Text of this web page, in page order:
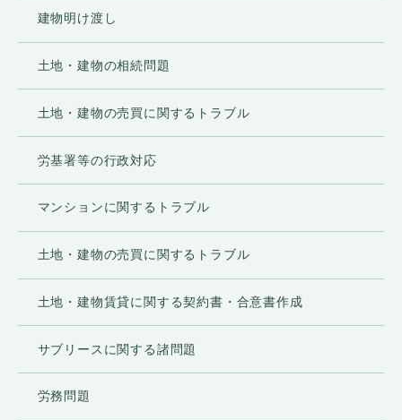
建物明け渡し
土地・建物の相続問題
土地・建物の売買に関するトラブル
労基署等の行政対応
マンションに関するトラブル
土地・建物の売買に関するトラブル
土地・建物賃貸に関する契約書・合意書作成
サブリースに関する諸問題
労務問題